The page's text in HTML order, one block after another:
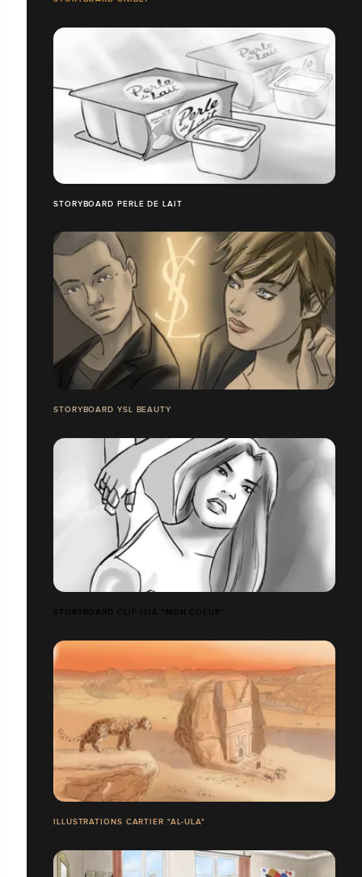
STORYBOARD PERLE DE LAIT
STORYBOARD YSL BEAUTY
STORYBOARD CLIP IZIA "MON COEUR"
ILLUSTRATIONS CARTIER "AL-ULA"